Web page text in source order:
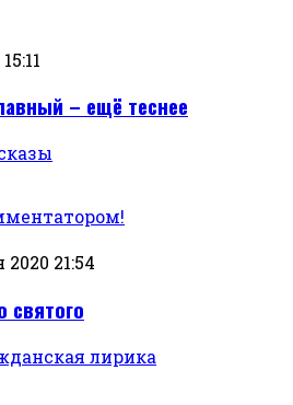
– ещё теснее
21:54
святого
лирика